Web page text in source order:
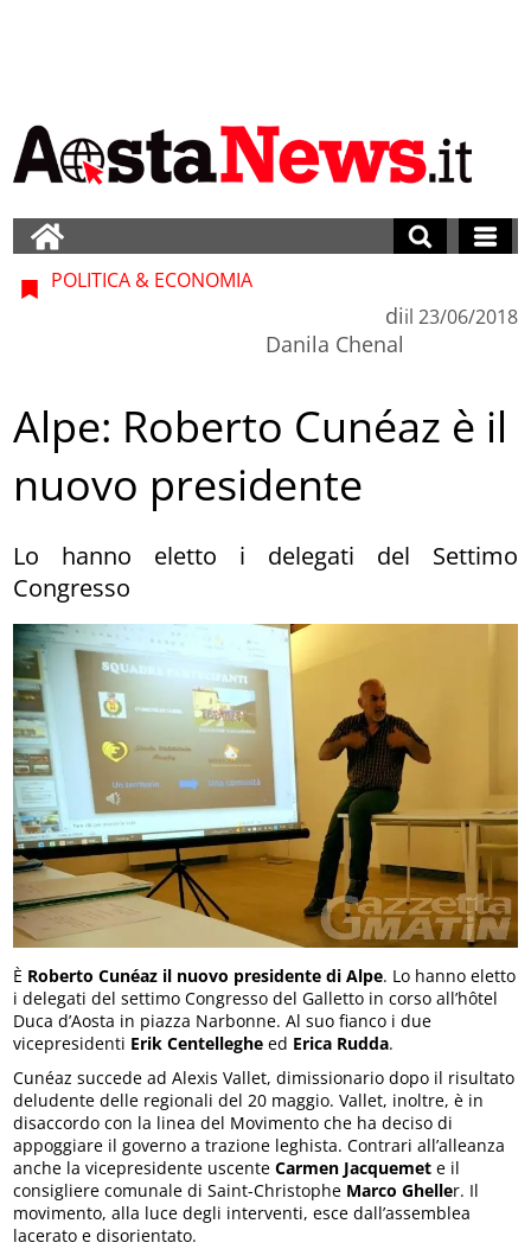
POLITICA & ECONOMIA
di
Danila Chenal
il 23/06/2018
Alpe: Roberto Cunéaz è il
nuovo presidente
Lo hanno eletto i delegati del Settimo
Congresso
È Roberto Cunéaz il nuovo presidente di Alpe. Lo hanno eletto
i delegati del settimo Congresso del Galletto in corso all’hôtel
Duca d’Aosta in piazza Narbonne. Al suo fianco i due
vicepresidenti Erik Centelleghe ed Erica Rudda.
Cunéaz succede ad Alexis Vallet, dimissionario dopo il risultato
deludente delle regionali del 20 maggio. Vallet, inoltre, è in
disaccordo con la linea del Movimento che ha deciso di
appoggiare il governo a trazione leghista. Contrari all’alleanza
anche la vicepresidente uscenteCarmen Jacquemet e il
consigliere comunale di Saint-Christophe Marco Gheller. Il
movimento, alla luce degli interventi, esce dall’assemblea
lacerato e disorientato.